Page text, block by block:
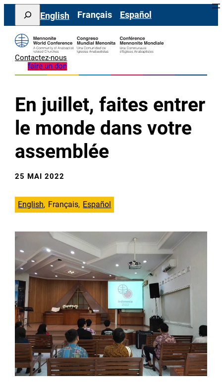
Aller
contenu
Search
English Français Español
Contactez-nous
faire un don
En juillet, faites entrer
le monde dans votre
assemblée
25 MAI 2022
English Français Español